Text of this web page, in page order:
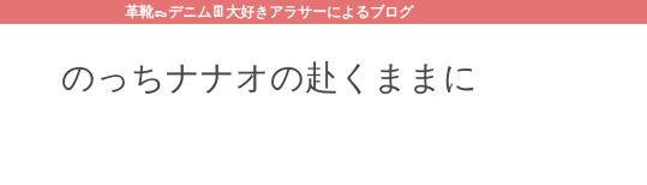
革靴👞デニム👖大好きアラサーによるブログ
のっちナナオの赴くままに